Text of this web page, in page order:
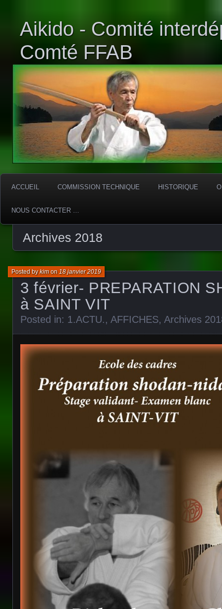
Aikido - Comité
Comté FFAB
ACCUEIL COMMISSION TECHNIQUE HISTORIQUE
NOUS CONTACTER …
Archives 2018
3 février- PREPARATION
à SAINT VIT
Posted bykimon18 janvier 2019
Posted in: 1.ACTU., AFFICHES, Archives